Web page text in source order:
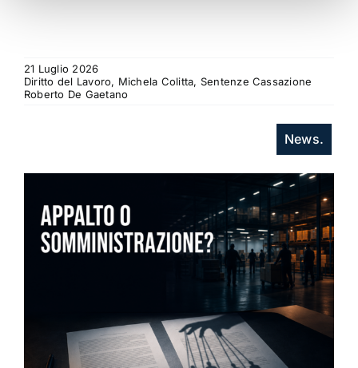
21 Luglio 2026
Diritto del Lavoro, Michela Colitta, Sentenze Cassazione
Roberto De Gaetano
News.